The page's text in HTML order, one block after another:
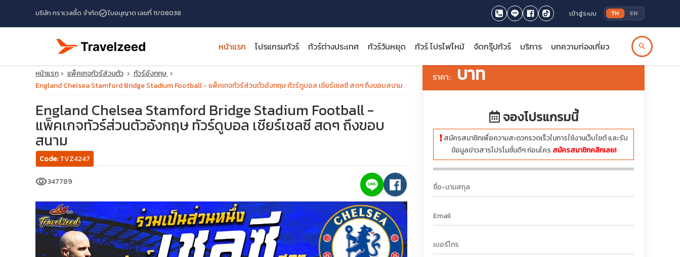
บริษัท ทราเวลซี้ด จำกัดcheck_circleใบอนุญาต เลขที่ 11/08038 เข้าสู่ระบบ TH EN
หน้าแรก โปรแกรมทัวร์ ทัวร์ต่างประเทศ ทัวร์วันหยุด ทัวร์ โปรไฟไหม้ จัดกรุ๊ปทัวร์ บริการ บทความท่องเที่ยว search
close
travel_explore
search
หน้าแรก แพ็คเกจทัวร์ส่วนตัว
ทัวร์อังกฤษ
England Chelsea Stamford Bridge Stadium Football - แพ็คเกจทัวร์ส่วนตัวอังกฤษ ทัวร์ดูบอล เชียร์เชลซี สดๆ ถึงขอบสนาม
England Chelsea Stamford Bridge Stadium Football -
แพ็คเกจทัวร์ส่วนตัวอังกฤษ ทัวร์ดูบอล เชียร์เชลซี สดๆ ถึงขอบ
สนาม
Code:TVZ4247
visibility347789
ราคา: บาท
จองโปรแกรมนี้
สมัครสมาชิกเพื่อความสะดวกรวดเร็วในการใช้งานเว็บไซต์ และรับ
ข้อมูลข่าวสารโปรโมชั่นดีๆ ก่อนใคร สมัครสมาชิกคลิกเลย!